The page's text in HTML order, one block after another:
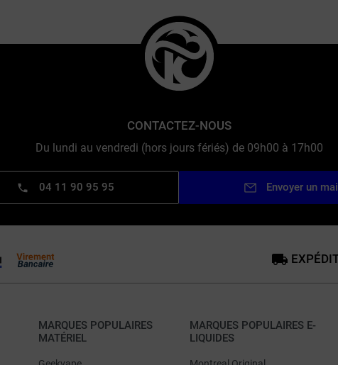
CONTACTEZ-NOUS
Du lundi au vendredi (hors jours fériés) de 09h00 à 17h00
04 11 90 95 95 Envoyer un
MARQUES POPULAIRES
MATÉRIEL
MARQUES POPULAIRES E-
LIQUIDES